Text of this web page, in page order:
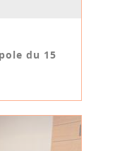
du 15